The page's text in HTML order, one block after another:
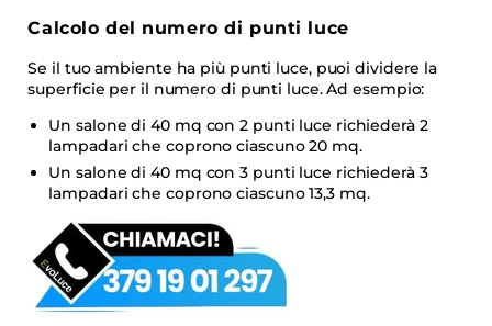
Calcolo del numero di punti luce
Se il tuo ambiente ha più punti luce, puoi dividere la
superficie per il numero di punti luce. Ad esempio:
Un salone di 40 mq con 2 punti luce richiederà 2
lampadari che coprono ciascuno 20 mq.
Un salone di 40 mq con 3 punti luce richiederà 3
lampadari che coprono ciascuno 13,3 mq.